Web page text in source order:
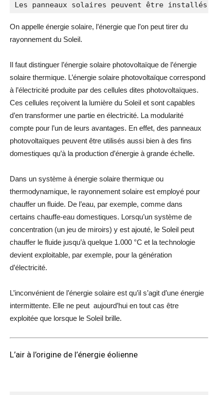
Les panneaux solaires peuvent être installés
On appelle énergie solaire, l’énergie que l’on peut tirer du
rayonnement du Soleil.
Il faut distinguer l’énergie solaire photovoltaïque de l’énergie
solaire thermique. L’énergie solaire photovoltaïque correspond
à l’électricité produite par des cellules dites photovoltaïques.
Ces cellules reçoivent la lumière du Soleil et sont capables
d’en transformer une partie en électricité. La modularité
compte pour l’un de leurs avantages. En effet, des panneaux
photovoltaïques peuvent être utilisés aussi bien à des fins
domestiques qu’à la production d’énergie à grande échelle.
Dans un système à énergie solaire thermique ou
thermodynamique, le rayonnement solaire est employé pour
chauffer un fluide. De l’eau, par exemple, comme dans
certains chauffe-eau domestiques. Lorsqu’un système de
concentration (un jeu de miroirs) y est ajouté, le Soleil peut
chauffer le fluide jusqu’à quelque 1.000 °C et la technologie
devient exploitable, par exemple, pour la génération
d’électricité.
L’inconvénient de l’énergie solaire est qu’il s’agit d’une énergie
intermittente. Elle ne peut aujourd’hui en tout cas être
exploitée que lorsque le Soleil brille.
L’air à l’origine de l’énergie éolienne